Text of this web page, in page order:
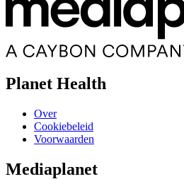
Planet Health
Over
Cookiebeleid
Voorwaarden
Mediaplanet